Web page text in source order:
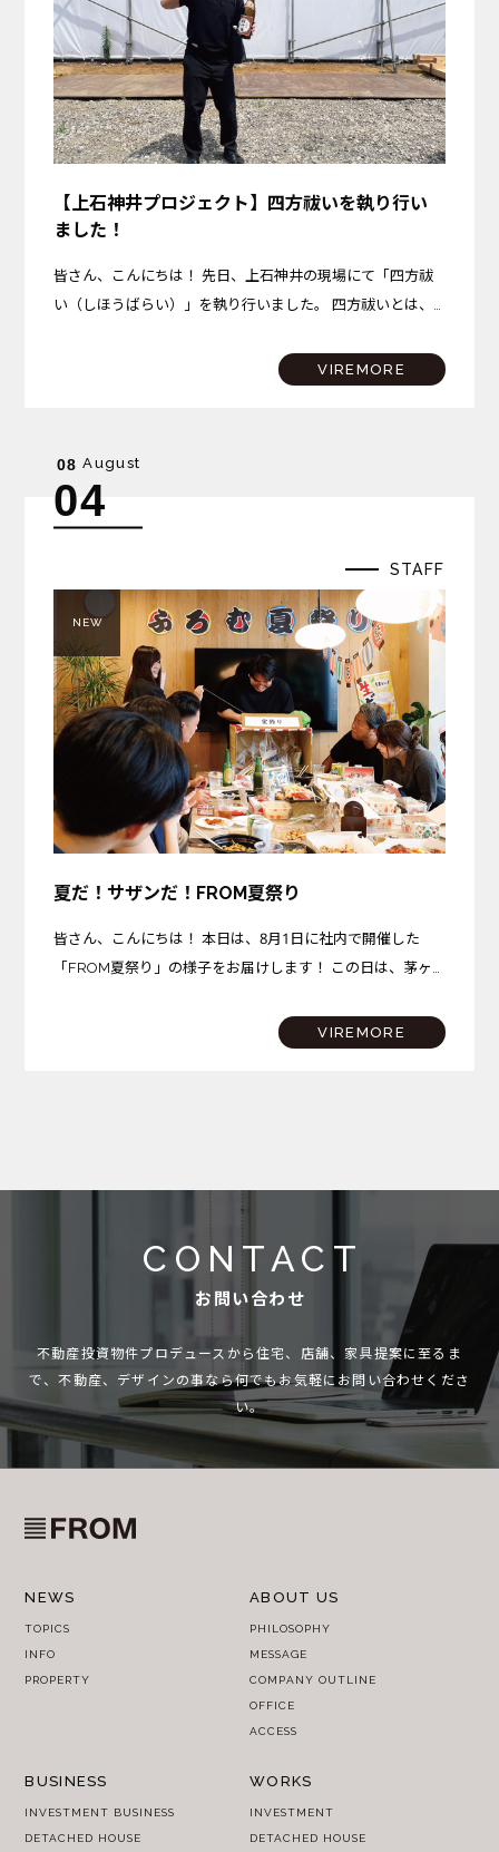
【上石神井プロジェクト】四方祓いを執り行い
ました！
皆さん、こんにちは！ 先日、上石神井の現場にて「四方祓
い（しほうばらい）」を執り行いました。 四方祓いとは、
工事の無事と安全、そしてこの場所で始まる新しい暮らしの
VIREMORE
08 August
04
STAFF
NEW
夏だ！サザンだ！FROM夏祭り
皆さん、こんにちは！ 本日は、8月1日に社内で開催した
「FROM夏祭り」の様子をお届けします！ この日は、茅ヶ
ンビーチちがさきでは花火大会も開催されるという、まさに
VIREMORE
CONTACT
お問い合わせ
不動産投資物件プロデュースから住宅、店舗、家具提案に至るま
で、不動産、デザインの事なら何でもお気軽にお問い合わせくださ
い。
NEWS
TOPICS
INFO
PROPERTY
ABOUT US
PHILOSOPHY
MESSAGE
COMPANY OUTLINE
OFFICE
ACCESS
BUSINESS
INVESTMENT BUSINESS
DETACHED HOUSE
WORKS
INVESTMENT
DETACHED HOUSE